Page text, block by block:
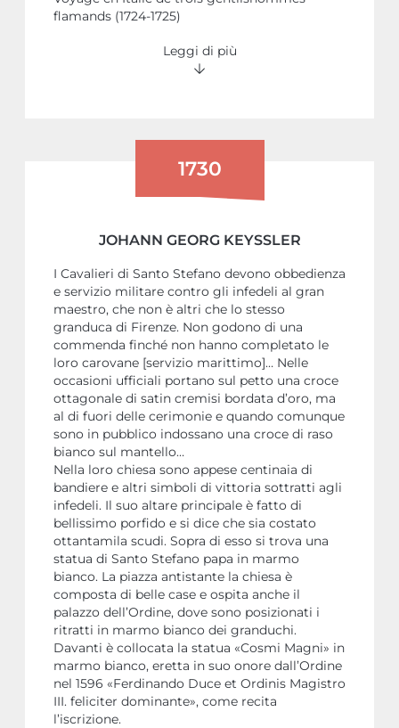
flamands (1724-1725)
Leggi di più
1730
JOHANN GEORG KEYSSLER
I Cavalieri di Santo Stefano devono obbedienza
e servizio militare contro gli infedeli al gran
maestro, che non è altri che lo stesso
granduca di Firenze. Non godono di una
commenda finché non hanno completato le
loro carovane [servizio marittimo]… Nelle
occasioni ufficiali portano sul petto una croce
ottagonale di satin cremisi bordata d’oro, ma
al di fuori delle cerimonie e quando comunque
sono in pubblico indossano una croce di raso
bianco sul mantello…
Nella loro chiesa sono appese centinaia di
bandiere e altri simboli di vittoria sottratti agli
infedeli. Il suo altare principale è fatto di
bellissimo porfido e si dice che sia costato
ottantamila scudi. Sopra di esso si trova una
statua di Santo Stefano papa in marmo
bianco. La piazza antistante la chiesa è
composta di belle case e ospita anche il
palazzo dell’Ordine, dove sono posizionati i
ritratti in marmo bianco dei granduchi.
Davanti è collocata la statua «Cosmi Magni» in
marmo bianco, eretta in suo onore dall’Ordine
nel 1596 «Ferdinando Duce et Ordinis Magistro
III. feliciter dominante», come recita
l’iscrizione.